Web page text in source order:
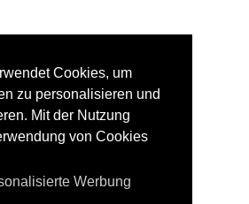
Cookies, um
zu personalisieren und
Mit der Nutzung
von Cookies
Werbung